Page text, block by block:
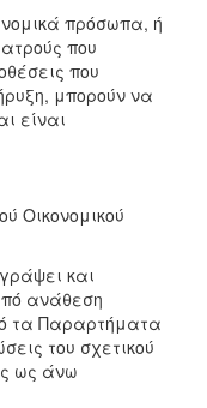
πρόσωπα, ή
που
που
μπορούν να
είναι
Οικονομικού
και
ανάθεση
τα Παραρτήματα
του σχετικού
ως άνω